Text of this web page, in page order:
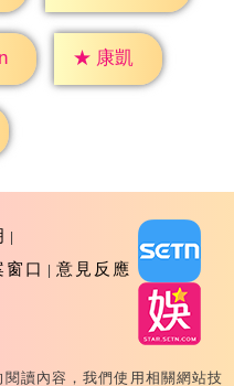
★ 康凱
窗口 意見反應
讀內容，我們使用相關網站技